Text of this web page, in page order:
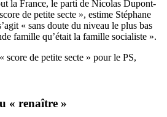
la France, le parti de Nicolas Dupont-
de petite secte », estime Stéphane
« sans doute du niveau le plus bas
famille qu’était la famille socialiste ».
score de petite secte » pour le PS,
« renaître »